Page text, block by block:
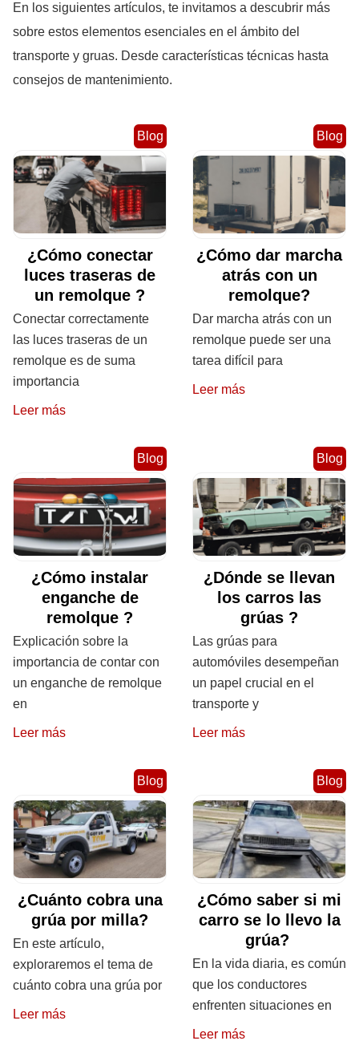
En los siguientes artículos, te invitamos a descubrir más
sobre estos elementos esenciales en el ámbito del
transporte y gruas. Desde características técnicas hasta
consejos de mantenimiento.
Blog
¿Cómo conectar
luces traseras de
un remolque ?
Conectar correctamente
las luces traseras de un
remolque es de suma
importancia
Leer más
Blog
¿Cómo dar marcha
atrás con un
remolque?
Dar marcha atrás con un
remolque puede ser una
tarea difícil para
Leer más
Blog
¿Cómo instalar
enganche de
remolque ?
Explicación sobre la
importancia de contar con
un enganche de remolque
en
Leer más
Blog
¿Dónde se llevan
los carros las
grúas ?
Las grúas para
automóviles desempeñan
un papel crucial en el
transporte y
Leer más
Blog
¿Cuánto cobra una
grúa por milla?
En este artículo,
exploraremos el tema de
cuánto cobra una grúa por
Leer más
Blog
¿Cómo saber si mi
carro se lo llevo la
grúa?
En la vida diaria, es común
que los conductores
enfrenten situaciones en
Leer más